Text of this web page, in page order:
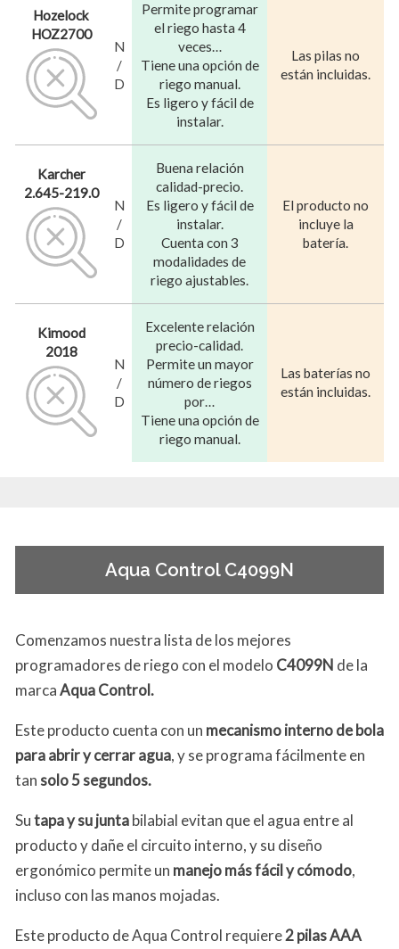
Hozelock
HOZ2700
N
/
D
Permite programar
el riego hasta 4
veces…
Tiene una opción de
riego manual.
Es ligero y fácil de
instalar.
Las pilas no
están incluidas.
Karcher
2.645-219.0
N
/
D
Buena relación
calidad-precio.
Es ligero y fácil de
instalar.
Cuenta con 3
modalidades de
riego ajustables.
El producto no
incluye la
batería.
Kimood
2018
N
/
D
Excelente relación
precio-calidad.
Permite un mayor
número de riegos
por…
Tiene una opción de
riego manual.
Las baterías no
están incluidas.
Aqua Control C4099N
Comenzamos nuestra lista de los mejores
programadores de riego con el modelo C4099N de la
marcaAqua Control.
Este producto cuenta con un mecanismo interno de bola
para abrir y cerrar agua, y se programa fácilmente en
tan solo 5 segundos.
Sutapa y su juntabilabial evitan que el agua entre al
producto y dañe el circuito interno, y su diseño
ergonómico permite un manejo más fácil y cómodo,
incluso con las manos mojadas.
Este producto de Aqua Control requiere2 pilas AAA